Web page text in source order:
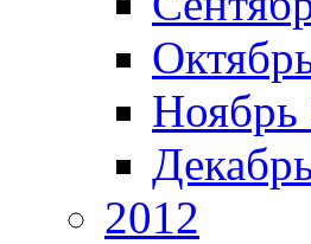
Ноябрь
2012